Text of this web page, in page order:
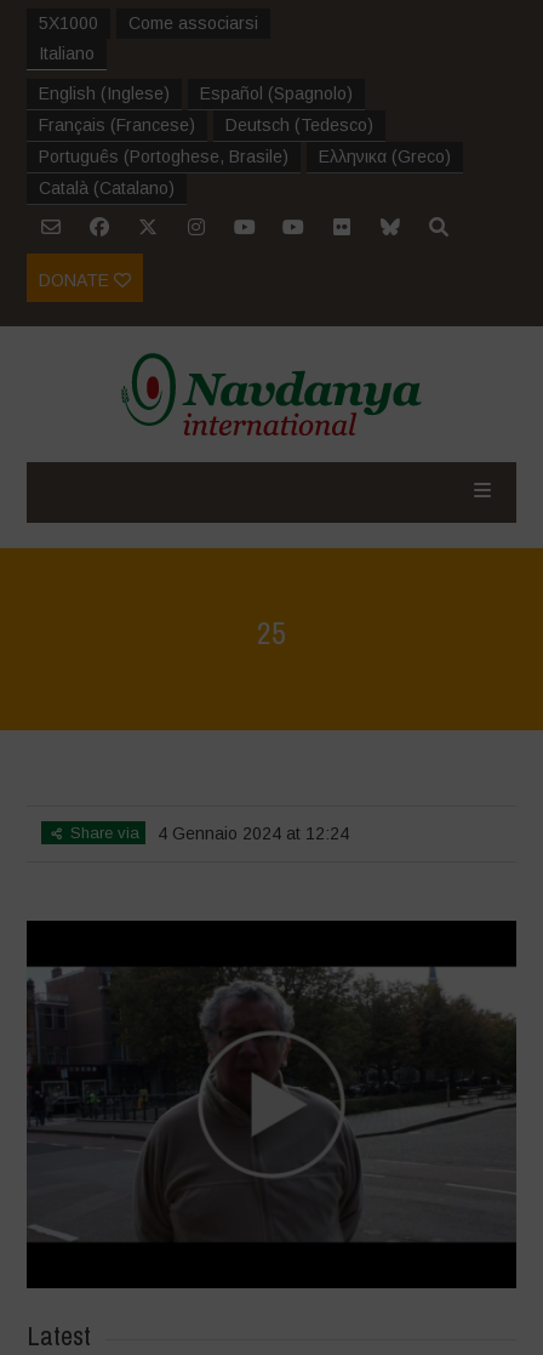
5X1000
Come associarsi
Italiano
English (Inglese) Español (Spagnolo)
Français (Francese) Deutsch (Tedesco)
Português (Portoghese, Brasile) Ελληνικα (Greco)
Català (Catalano)
DONATE
25
Share via 4 Gennaio 2024 at 12:24
Latest